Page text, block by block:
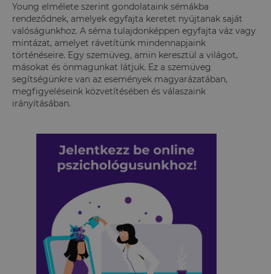
Young elmélete szerint gondolataink sémákba
rendeződnek, amelyek egyfajta keretet nyújtanak saját
valóságunkhoz. A séma tulajdonképpen egyfajta váz vagy
mintázat, amelyet rávetítünk mindennapjaink
történéseire. Egy szemüveg, amin keresztül a világot,
másokat és önmagunkat látjuk. Ez a szemüveg
segítségünkre van az események magyarázatában,
megfigyeléseink közvetítésében és válaszaink
irányításában.